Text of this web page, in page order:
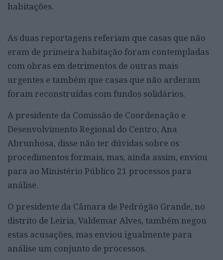
habitações.
As duas reportagens referiam que casas que não
eram de primeira habitação foram contempladas
com obras em detrimentos de outras mais
urgentes e também que casas que não arderam
foram reconstruídas com fundos solidários.
A presidente da Comissão de Coordenação e
Desenvolvimento Regional do Centro, Ana
Abrunhosa, disse não ter dúvidas sobre os
procedimentos formais, mas, ainda assim, enviou
para ao Ministério Público 21 processos para
análise.
O presidente da Câmara de Pedrógão Grande, no
distrito de Leiria, Valdemar Alves, também negou
estas acusações, mas enviou igualmente para
análise um conjunto de processos.